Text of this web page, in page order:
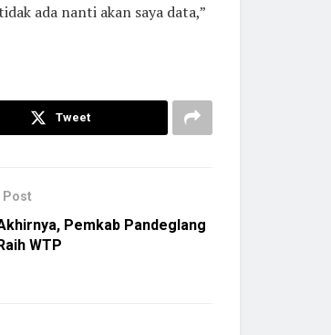
ada nanti akan saya data,”
Tweet
Post
Pemkab Pandeglang
WTP